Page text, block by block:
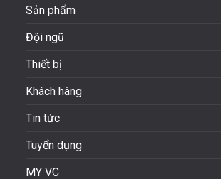
Sản phẩm
Đội ngũ
Thiết bị
Khách hàng
Tin tức
Tuyển dụng
MY VC